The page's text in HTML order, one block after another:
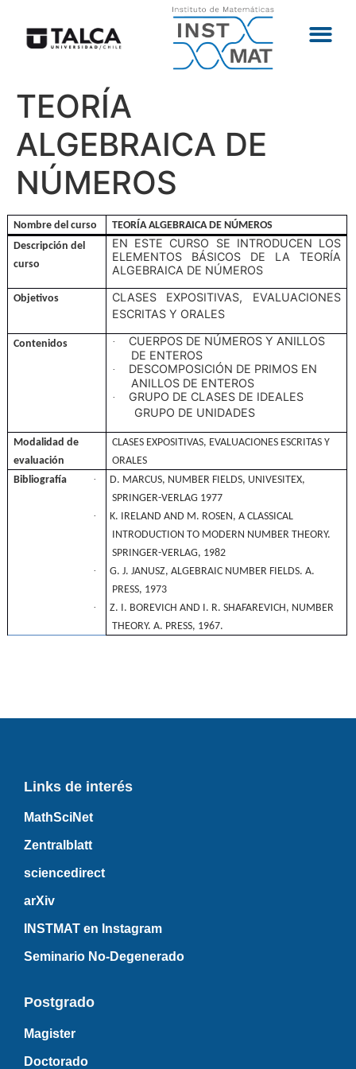
TEORÍA
ALGEBRAICA DE
NÚMEROS
Nombre del curso
TEORÍA ALGEBRAICA DE NÚMEROS
Descripción del
curso
EN ESTE CURSO SE INTRODUCEN LOS
ELEMENTOS BÁSICOS DE LA TEORÍA
ALGEBRAICA DE NÚMEROS
Objetivos
CLASES EXPOSITIVAS, EVALUACIONES
ESCRITAS Y ORALES
Contenidos ·
CUERPOS DE NÚMEROS Y ANILLOS
DE ENTEROS
·
DESCOMPOSICIÓN DE PRIMOS EN
ANILLOS DE ENTEROS
·
GRUPO DE CLASES DE IDEALES
GRUPO DE UNIDADES
Modalidad de
evaluación
CLASES EXPOSITIVAS, EVALUACIONES ESCRITAS Y
ORALES
Bibliografía
·
D. MARCUS, NUMBER FIELDS, UNIVESITEX,
SPRINGER-VERLAG 1977
·
K. IRELAND AND M. ROSEN, A CLASSICAL
INTRODUCTION TO MODERN NUMBER THEORY.
SPRINGER-VERLAG, 1982
·
G. J. JANUSZ, ALGEBRAIC NUMBER FIELDS. A.
PRESS, 1973
·
Z. I. BOREVICH AND I. R. SHAFAREVICH, NUMBER
THEORY. A. PRESS, 1967.
Links de interés
MathSciNet
Zentralblatt
sciencedirect
arXiv
INSTMAT en Instagram
Seminario No-Degenerado
Postgrado
Magister
Doctorado